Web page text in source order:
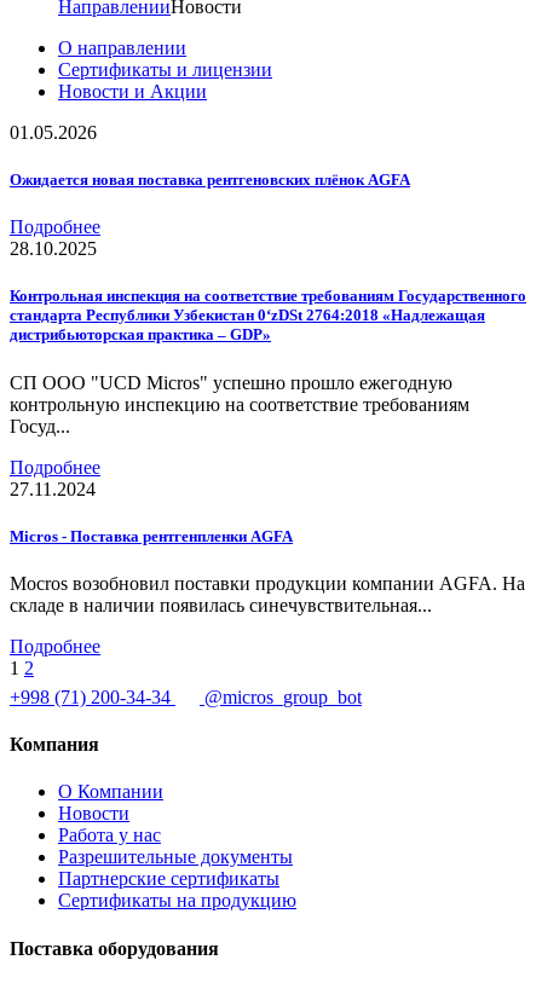
НаправленииНовости
О направлении
Сертификаты и лицензии
Новости и Акции
01.05.2026
Ожидается новая поставка рентгеновских плёнок AGFA
Подробнее
28.10.2025
Контрольная инспекция на соответствие требованиям Государственного
стандарта Республики Узбекистан 0‘zDSt 2764:2018 «Надлежащая
дистрибьюторская практика – GDP»
СП ООО "UCD Micros" успешно прошло ежегодную
контрольную инспекцию на соответствие требованиям
Госуд...
Подробнее
27.11.2024
Micros - Поставка рентгенпленки AGFA
Mocros возобновил поставки продукции компании AGFA. На
складе в наличии появилась синечувствительная...
Подробнее
1 2
+998 (71) 200-34-34
@micros_group_bot
Компания
О Компании
Новости
Работа у нас
Разрешительные документы
Партнерские сертификаты
Сертификаты на продукцию
Поставка оборудования